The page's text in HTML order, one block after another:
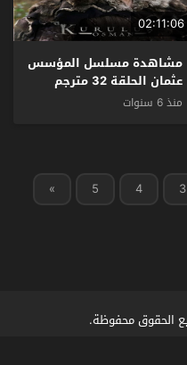
02:11:06
مشاهدة مسلسل المؤسس
عثمان الحلقة 32 مترجم
منذ 6 سنوات
3
4
5
»